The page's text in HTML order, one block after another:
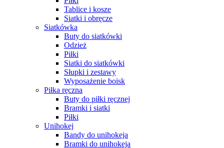
Tablice i kosze
Siatki i obręcze
Siatkówka
Buty do siatkówki
Odzież
Piłki
Siatki do siatkówki
Słupki i zestawy
Wyposażenie boisk
Piłka ręczna
Buty do piłki ręcznej
Bramki i siatki
Piłki
Unihokej
Bandy do unihokeja
Bramki do unihokeja